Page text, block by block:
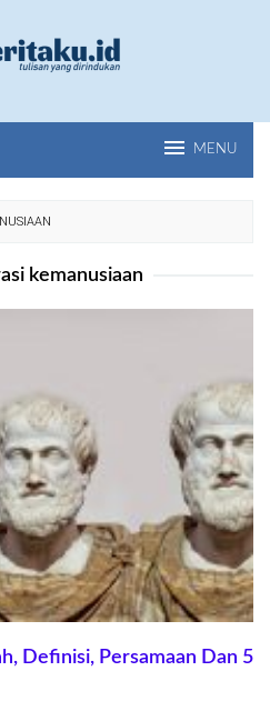
MENU
kemanusiaan
Definisi, Persamaan Dan 5